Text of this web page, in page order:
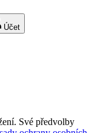
Účet
Své předvolby